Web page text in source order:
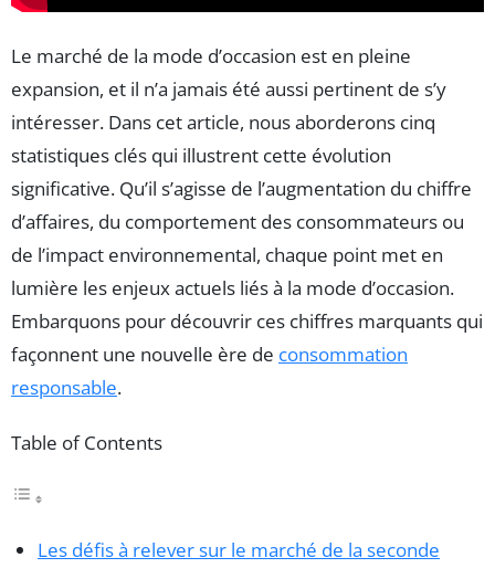
Le marché de la mode d’occasion est en pleine
expansion, et il n’a jamais été aussi pertinent de s’y
intéresser. Dans cet article, nous aborderons cinq
statistiques clés qui illustrent cette évolution
significative. Qu’il s’agisse de l’augmentation du chiffre
d’affaires, du comportement des consommateurs ou
de l’impact environnemental, chaque point met en
lumière les enjeux actuels liés à la mode d’occasion.
Embarquons pour découvrir ces chiffres marquants qui
façonnent une nouvelle ère de consommation
responsable.
Table of Contents
Les défis à relever sur le marché de la seconde